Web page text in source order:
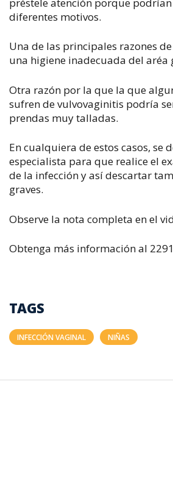
diferentes motivos.
Una de las principales razones
una higiene inadecuada del aréa
Otra razón por la que la que
sufren de vulvovaginitis podría
prendas muy talladas.
En cualquiera de estos casos, se
especialista para que realice el
de la infección y así descartar
graves.
Observe la nota completa en el
Obtenga más información al
TAGS
INFECCIÓN VAGINAL NIÑAS